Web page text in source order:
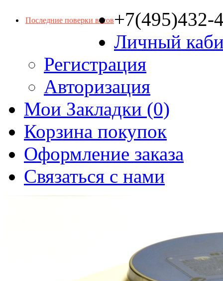
Последние поверки весов+7(495)432-
Личный
Регистрация
Авторизация
Мои Закладки (0)
Корзина покупок
Оформление заказа
Связаться с нами